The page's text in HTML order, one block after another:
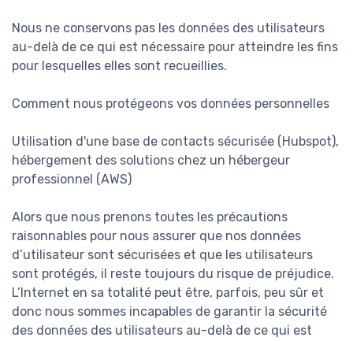
Nous ne conservons pas les données des utilisateurs
au-delà de ce qui est nécessaire pour atteindre les fins
pour lesquelles elles sont recueillies.
Comment nous protégeons vos données personnelles
Utilisation d'une base de contacts sécurisée (Hubspot),
hébergement des solutions chez un hébergeur
professionnel (AWS)
Alors que nous prenons toutes les précautions
raisonnables pour nous assurer que nos données
d’utilisateur sont sécurisées et que les utilisateurs
sont protégés, il reste toujours du risque de préjudice.
L’Internet en sa totalité peut être, parfois, peu sûr et
donc nous sommes incapables de garantir la sécurité
des données des utilisateurs au-delà de ce qui est